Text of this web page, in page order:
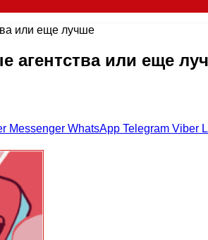
или еще лучше
агентства или еще
Messenger WhatsApp Telegram Viber